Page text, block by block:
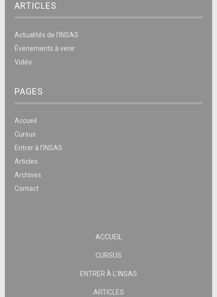
ARTICLES
Actualités de l’INSAS
Événements à venir
Vidéo
PAGES
Accueil
Cursus
Entrer à l’INSAS
Articles
Archives
Contact
ACCUEIL
CURSUS
ENTRER À L’INSAS
ARTICLES